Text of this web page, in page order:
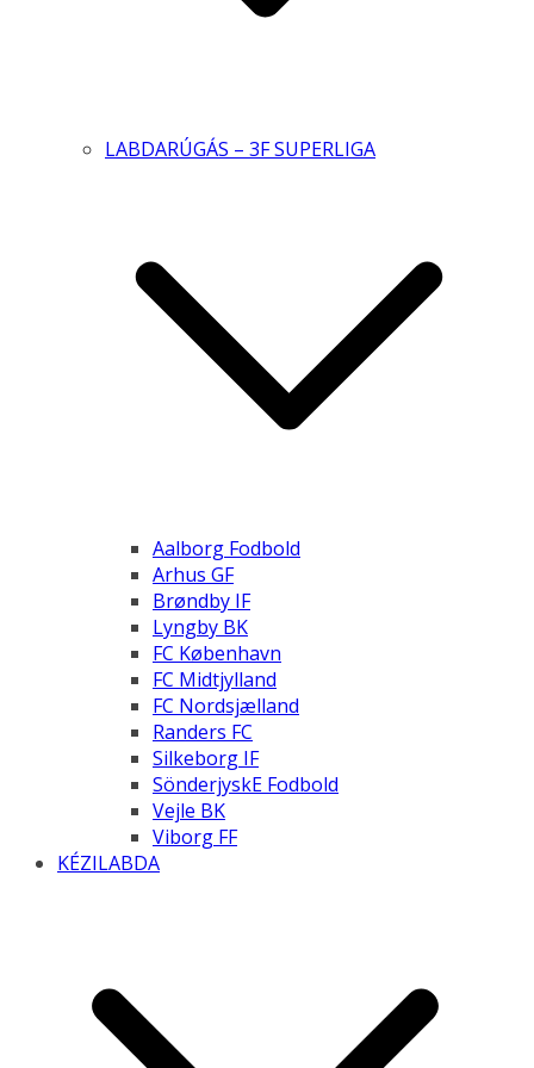
LABDARÚGÁS – 3F SUPERLIGA
Aalborg Fodbold
Arhus GF
Brøndby IF
Lyngby BK
FC København
FC Midtjylland
FC Nordsjælland
Randers FC
Silkeborg IF
SönderjyskE Fodbold
Vejle BK
Viborg FF
KÉZILABDA